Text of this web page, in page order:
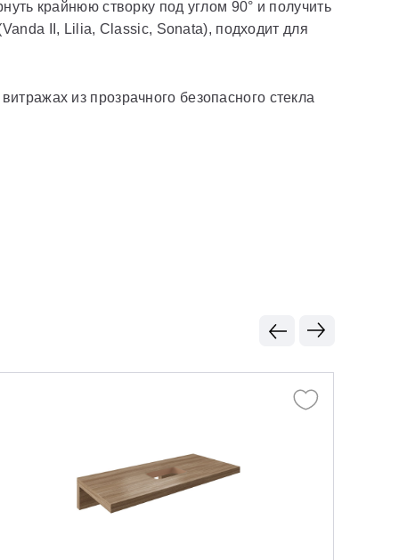
крайнюю створку под углом 90° и получить
II, Lilia, Classic, Sonata), подходит для
из прозрачного безопасного стекла